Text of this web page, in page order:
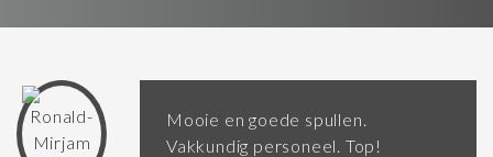
Mooie en goede spullen.
Vakkundig personeel. Top!